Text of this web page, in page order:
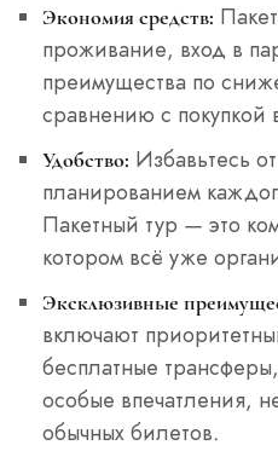
Экономия средств:
проживание, вход в
преимущества по
сравнению с покупкой
Удобство: Избавьтесь
планированием
Пакетный тур — это
котором всё уже
Эксклюзивные
включают
бесплатные
особые впечатления,
обычных билетов.